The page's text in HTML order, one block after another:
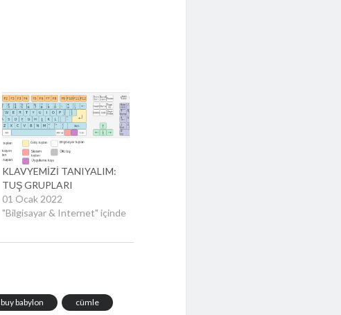
KLAVYEMİZİ TANIYALIM:
TUŞ GRUPLARI
01 Ocak 2022
"Bilgisayar & Internet" içinde
buy babylon cümle